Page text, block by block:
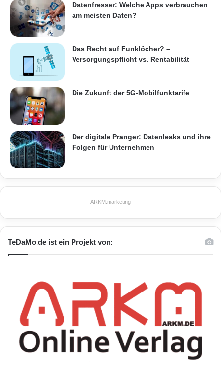
Datenfresser: Welche Apps verbrauchen
am meisten Daten?
Das Recht auf Funklöcher? –
Versorgungspflicht vs. Rentabilität
Die Zukunft der 5G-Mobilfunktarife
Der digitale Pranger: Datenleaks und ihre
Folgen für Unternehmen
ARKM.marketing
TeDaMo.de ist ein Projekt von: